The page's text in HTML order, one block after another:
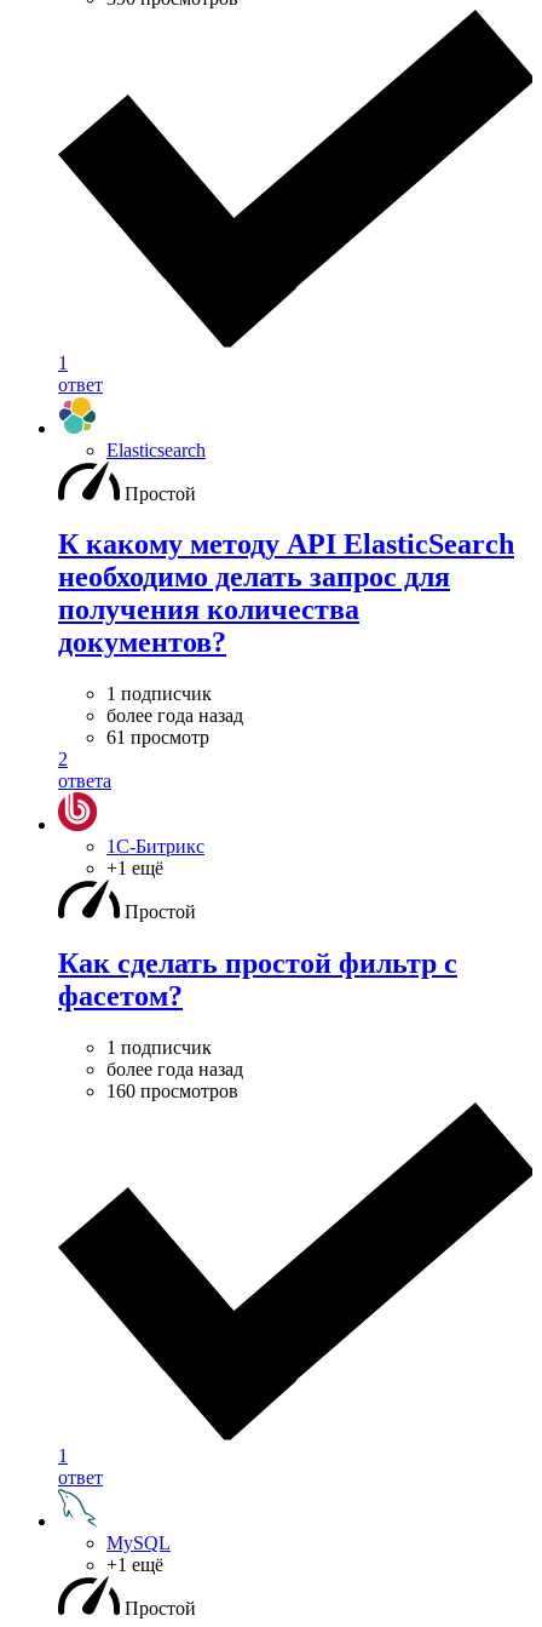
1
ответ
Elasticsearch
Простой
К какому методу API ElasticSearch
необходимо делать запрос для
получения количества
документов?
1 подписчик
более года назад
61 просмотр
2
ответа
1С-Битрикс
+1 ещё
Простой
Как сделать простой фильтр с
фасетом?
1 подписчик
более года назад
160 просмотров
1
ответ
MySQL
+1 ещё
Простой